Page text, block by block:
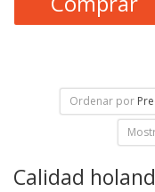
Ordenar por
Calidad